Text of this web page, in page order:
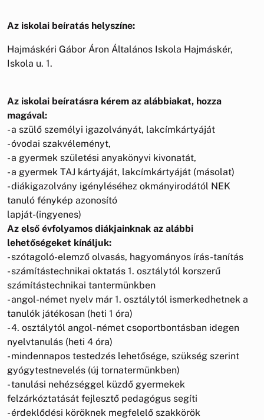
Az iskolai beíratás helyszíne:
Hajmáskéri Gábor Áron Általános Iskola Hajmáskér,
Iskola u. 1.
Az iskolai beíratásra kérem az alábbiakat, hozza
magával:
- a szülő személyi igazolványát, lakcímkártyáját
- óvodai szakvéleményt,
- a gyermek születési anyakönyvi kivonatát,
- a gyermek TAJ kártyáját, lakcímkártyáját (másolat)
- diákigazolvány igényléséhez okmányirodától NEK
tanuló fénykép azonosító
lapját-(ingyenes)
Az első évfolyamos diákjainknak az alábbi
lehetőségeket kínáljuk:
- szótagoló-elemző olvasás, hagyományos írás-tanítás
- számítástechnikai oktatás 1. osztálytól korszerű
számítástechnikai tantermünkben
- angol-német nyelv már 1. osztálytól ismerkedhetnek a
tanulók játékosan (heti 1 óra)
- 4. osztálytól angol- német csoportbontásban idegen
nyelvtanulás (heti 4 óra)
- mindennapos testedzés lehetősége, szükség szerint
gyógytestnevelés (új tornatermünkben)
- tanulási nehézséggel küzdő gyermekek
felzárkóztatását fejlesztő pedagógus segíti
- érdeklődési köröknek megfelelő szakkörök